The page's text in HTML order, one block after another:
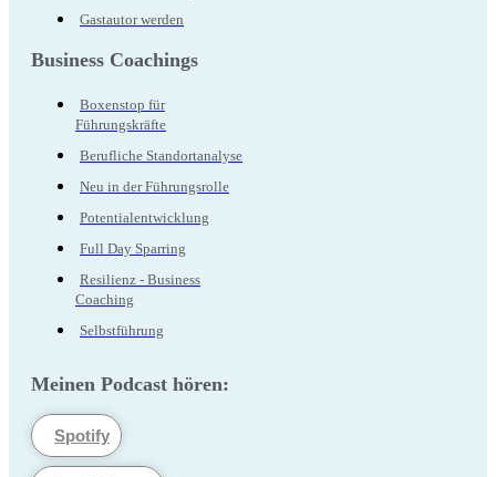
Gastautor werden
Business Coachings
Boxenstop für
Führungskräfte
Berufliche Standortanalyse
Neu in der Führungsrolle
Potentialentwicklung
Full Day Sparring
Resilienz - Business
Coaching
Selbstführung
Meinen Podcast hören:
Spotify